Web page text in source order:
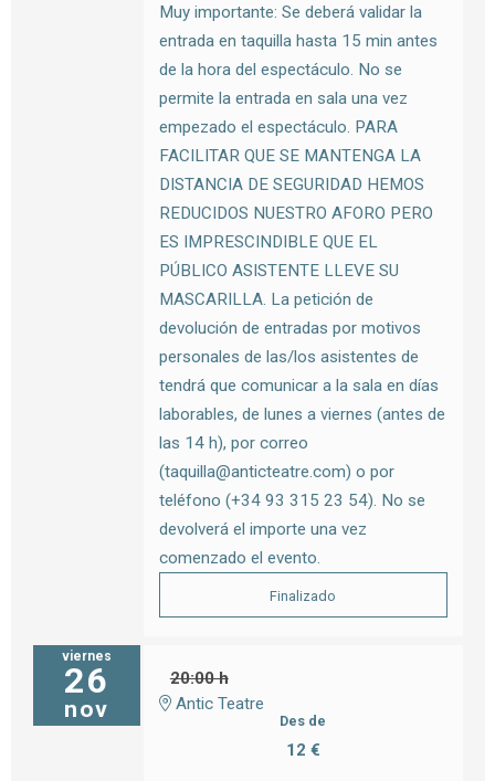
Muy importante: Se deberá validar la
entrada en taquilla hasta 15 min antes
de la hora del espectáculo. No se
permite la entrada en sala una vez
empezado el espectáculo. PARA
FACILITAR QUE SE MANTENGA LA
DISTANCIA DE SEGURIDAD HEMOS
REDUCIDOS NUESTRO AFORO PERO
ES IMPRESCINDIBLE QUE EL
PÚBLICO ASISTENTE LLEVE SU
MASCARILLA. La petición de
devolución de entradas por motivos
personales de las/los asistentes de
tendrá que comunicar a la sala en días
laborables, de lunes a viernes (antes de
las 14 h), por correo
(taquilla@anticteatre.com) o por
teléfono (+34 93 315 23 54). No se
devolverá el importe una vez
comenzado el evento.
Finalizado
viernes
26
nov
20:00 h
Antic Teatre
Des de
12 €